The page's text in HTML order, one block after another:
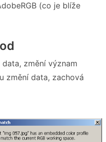
(co je blíže
změní význam
změní data, zachová